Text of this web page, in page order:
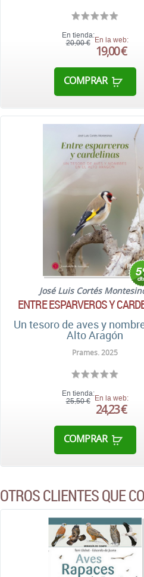
En tienda:
20,00 € En la web:
19,00 €
COMPRAR
José Luis Cortés
ENTRE ESPARVEROS Y
Un tesoro de aves y
Alto Aragón
Prames. 2025
En tienda:
25,50 € En la web:
24,23 €
COMPRAR
OTROS CLIENTES QUE